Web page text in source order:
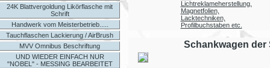
24K Blattvergoldung Likörflasche mit
Schrift
Handwerk vom Meisterbetrieb.....
Tauchflaschen Lackierung / AirBrush
MVV Omnibus Beschriftung
UND WIEDER EINFACH NUR
"NOBEL" - MESSING BEARBEITET
Lichtreklameherstellung,
Magnetfolien,
Lacktechniken,
Profilbuchstaben etc.
Schankwagen